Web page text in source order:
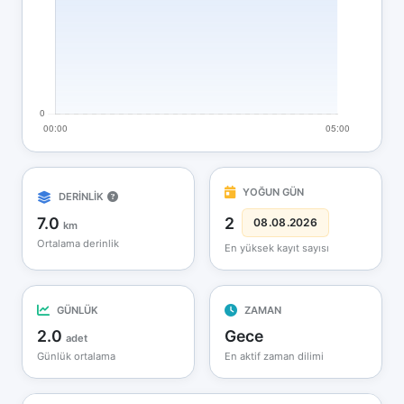
DERİNLİK
7.0 km
Ortalama derinlik
YOĞUN GÜN
2 08.08.2026
En yüksek kayıt sayısı
GÜNLÜK
2.0 adet
Günlük ortalama
ZAMAN
Gece
En aktif zaman dilimi